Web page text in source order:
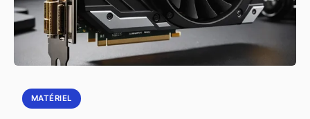
MATÉRIEL